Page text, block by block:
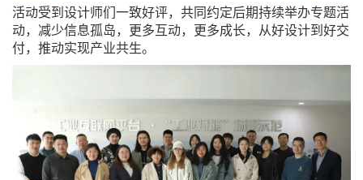
活动受到设计师们一致好评，共同约定后期持续举办专题活
动，减少信息孤岛，更多互动，更多成长，从好设计到好交
付，推动实现产业共生。